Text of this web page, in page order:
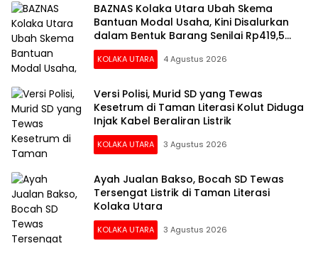
BAZNAS Kolaka Utara Ubah Skema
Bantuan Modal Usaha, Kini Disalurkan
dalam Bentuk Barang Senilai Rp419,5
Juta
KOLAKA UTARA 4 Agustus 2026
Versi Polisi, Murid SD yang Tewas
Kesetrum di Taman Literasi Kolut Diduga
Injak Kabel Beraliran Listrik
KOLAKA UTARA 3 Agustus 2026
Ayah Jualan Bakso, Bocah SD Tewas
Tersengat Listrik di Taman Literasi
Kolaka Utara
KOLAKA UTARA 3 Agustus 2026